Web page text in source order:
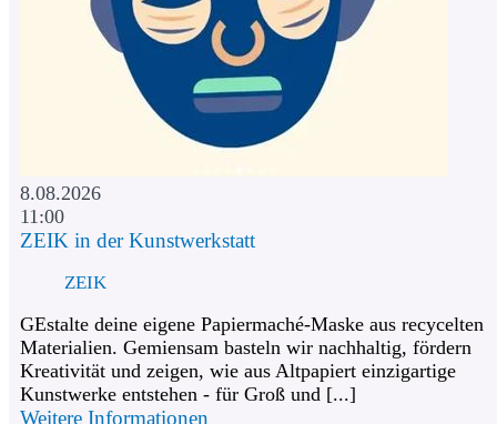
8.08.2026
11:00
ZEIK in der Kunstwerkstatt
ZEIK
GEstalte deine eigene Papiermaché-Maske aus recycelten
Materialien. Gemiensam basteln wir nachhaltig, fördern
Kreativität und zeigen, wie aus Altpapiert einzigartige
Kunstwerke entstehen - für Groß und [...]
Weitere Informationen